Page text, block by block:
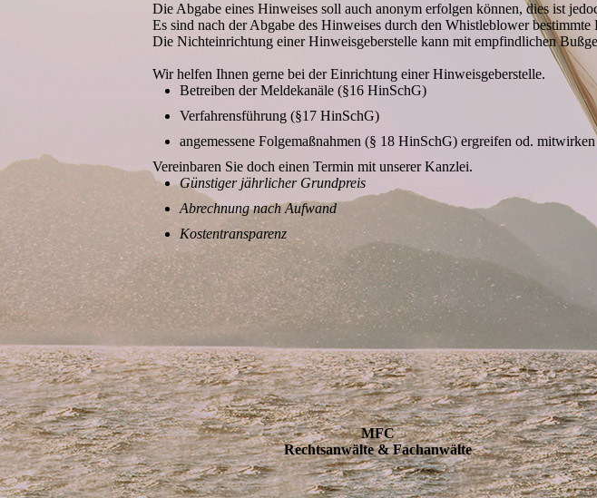
Die Abgabe eines Hinweises soll auch anonym erfolgen können, dies ist
Es sind nach der Abgabe des Hinweises durch den Whistleblower
Die Nichteinrichtung einer Hinweisgeberstelle kann mit empfindlichen
Wir helfen Ihnen gerne bei der Einrichtung einer Hinweisgeberstelle.
Betreiben der Meldekanäle (§16 HinSchG)
Verfahrensführung (§17 HinSchG)
angemessene Folgemaßnahmen (§ 18 HinSchG) ergreifen od. mitwirken
Vereinbaren Sie doch einen Termin mit unserer Kanzlei.
Günstiger jährlicher Grundpreis
Abrechnung nach Aufwand
Kostentransparenz
MFC
Rechtsanwälte & Fachanwälte